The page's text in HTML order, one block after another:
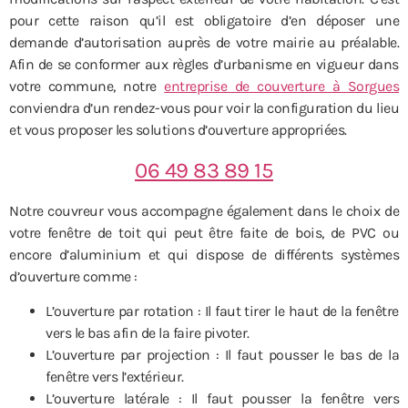
pour cette raison qu’il est obligatoire d’en déposer une
demande d’autorisation auprès de votre mairie au préalable.
Afin de se conformer aux règles d’urbanisme en vigueur dans
votre commune, notreentreprise de couverture à Sorgues
conviendra d’un rendez-vous pour voir la configuration du lieu
et vous proposer les solutions d’ouverture appropriées.
06 49 83 89 15
Notre couvreur vous accompagne également dans le choix de
votre fenêtre de toit qui peut être faite de bois, de PVC ou
encore d’aluminium et qui dispose de différents systèmes
d’ouverture comme :
L’ouverture par rotation : Il faut tirer le haut de la fenêtre
vers le bas afin de la faire pivoter.
L’ouverture par projection : Il faut pousser le bas de la
fenêtre vers l’extérieur.
L’ouverture latérale : Il faut pousser la fenêtre vers